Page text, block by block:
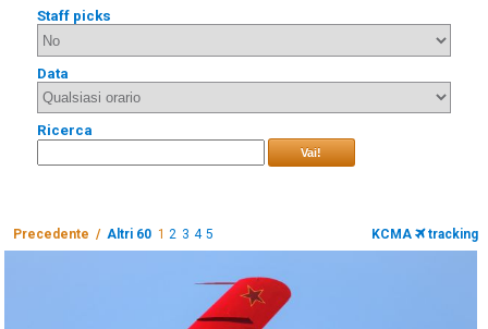
Staff picks
Data
Ricerca
Vai!
Precedente / Altri 60 1 2 3 4 5 KCMA tracking